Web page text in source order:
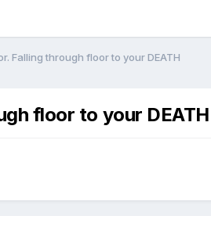
Falling through floor to your DEATH
floor to your DEATH